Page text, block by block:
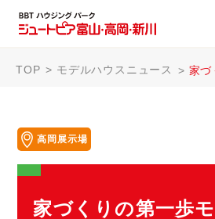
TOP モデルハウスニュース 家づく
高岡展示場
家づくりの第一歩